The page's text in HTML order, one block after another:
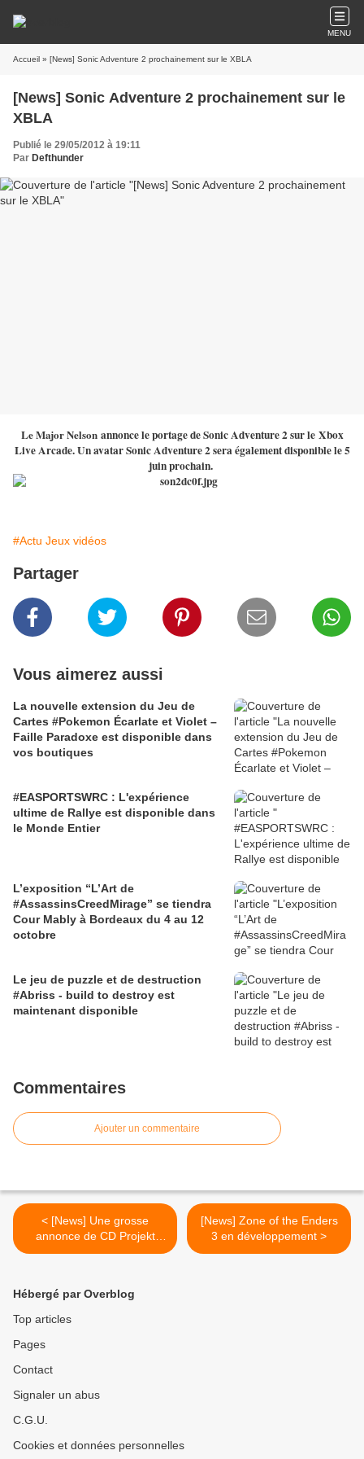
MENU
Accueil » [News] Sonic Adventure 2 prochainement sur le XBLA
[News] Sonic Adventure 2 prochainement sur le
XBLA
Publié le 29/05/2012 à 19:11
Par Defthunder
Le Major Nelsonannonce le portage de Sonic Adventure 2 sur le Xbox
Live Arcade. Un avatar Sonic Adventure 2 sera également disponible le 5
juin prochain.
#Actu Jeux vidéos
Partager
Vous aimerez aussi
La nouvelle extension du Jeu de
Cartes #Pokemon Écarlate et Violet –
Faille Paradoxe est disponible dans
vos boutiques
#EASPORTSWRC : L'expérience
ultime de Rallye est disponible dans
le Monde Entier
L’exposition “L’Art de
#AssassinsCreedMirage” se tiendra
Cour Mably à Bordeaux du 4 au 12
octobre
Le jeu de puzzle et de destruction
#Abriss - build to destroy est
maintenant disponible
Commentaires
Ajouter un commentaire
< [News] Une grosse
annonce de CD Projekt
demain
[News] Zone of the Enders
3 en développement >
Hébergé par Overblog
Top articles
Pages
Contact
Signaler un abus
C.G.U.
Cookies et données personnelles